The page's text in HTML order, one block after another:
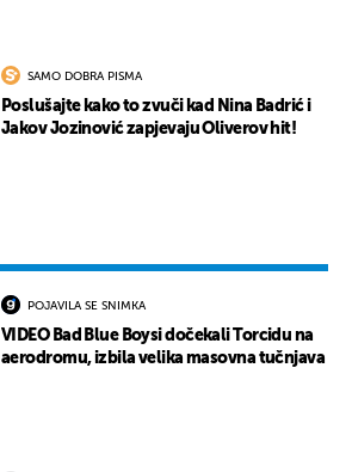
SAMO DOBRA PISMA
Poslušajte kako to zvuči kad Nina Badrić i
Jakov Jozinović zapjevaju Oliverov hit!
POJAVILA SE SNIMKA
VIDEO Bad Blue Boysi dočekali Torcidu na
aerodromu, izbila velika masovna tučnjava